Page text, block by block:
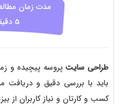
مدت زمان
5 دقیقه
طراحی سایت پروسه پیچیده و
باید با بررسی دقیق و
کسب و کارتان و نیاز کاربران از